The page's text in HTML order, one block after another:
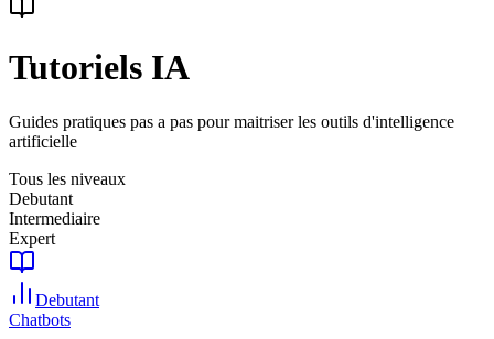
Tutoriels IA
Guides pratiques pas a pas pour maitriser les outils d'intelligence
artificielle
Tous les niveaux
Debutant
Intermediaire
Expert
Debutant
Chatbots